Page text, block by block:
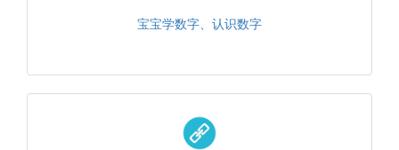
宝宝学数字、认识数字